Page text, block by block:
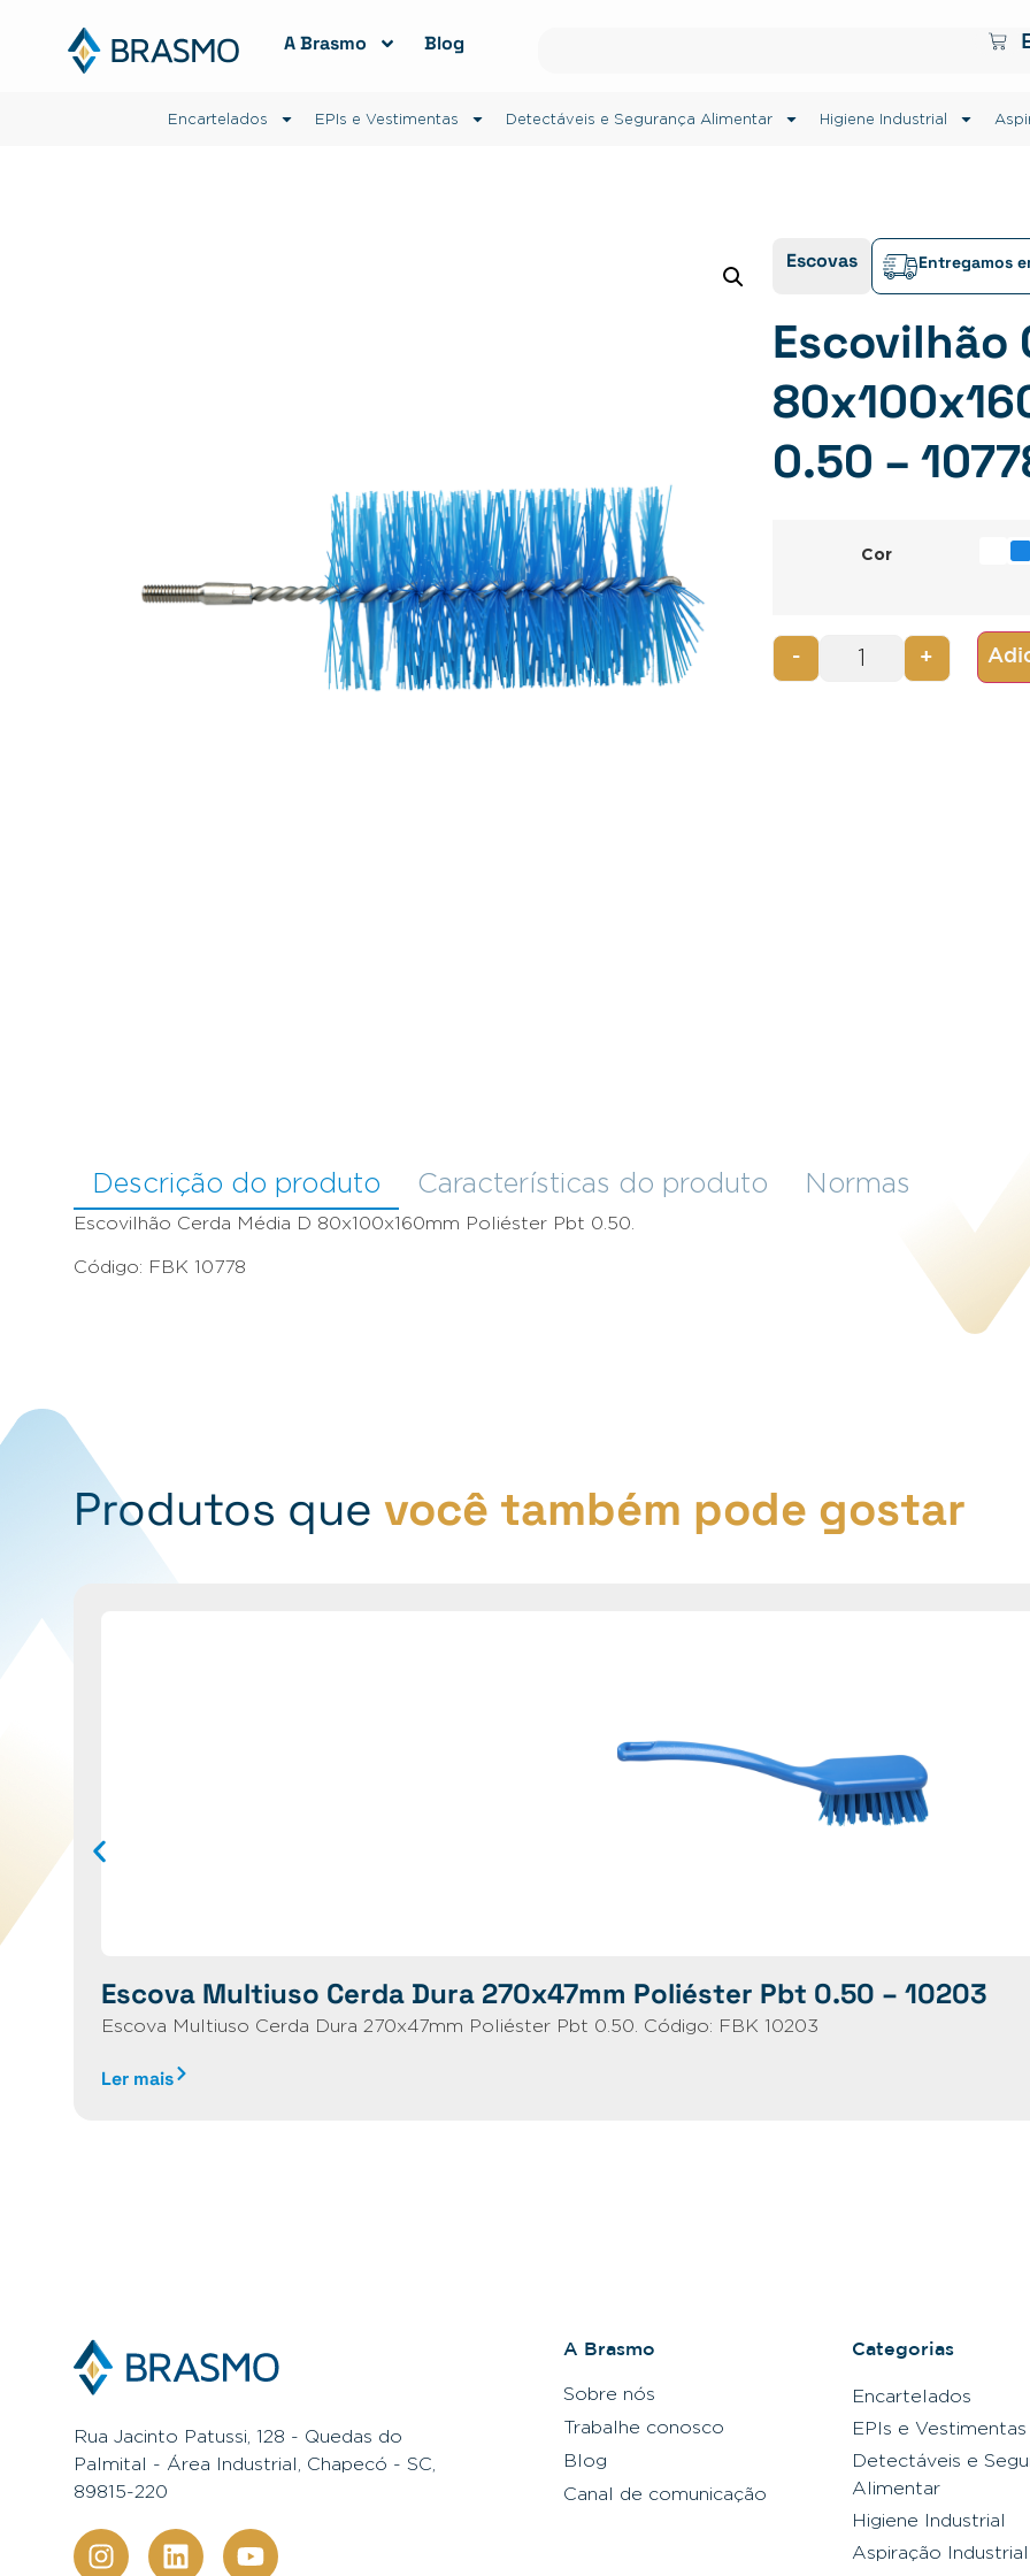
A Brasmo Blog
Encartelados EPIs e Vestimentas Detectáveis e Segurança Alimentar Higiene Industrial
Escovas Entregamos
Escovilhão
0.50 –
Cor
- +
Descrição do produto Características do produto Normas
Escovilhão Cerda Média D 80x100x160mm Poliéster Pbt 0.50.
Código: FBK 10778
Produtos que você também pode gostar
Escova Multiuso Cerda Dura 270x47mm Poliéster Pbt 0.50 – 10203
Escova Multiuso Cerda Dura 270x47mm Poliéster Pbt 0.50. Código: FBK 10203
Ler mais
Rua Jacinto Patussi, 128 - Quedas do
Palmital - Área Industrial, Chapecó - SC,
89815-220
A Brasmo
Sobre nós
Trabalhe conosco
Blog
Canal de comunicação
Categorias
Encartelados
EPIs e Vestimentas
Detectáveis e
Alimentar
Higiene Industrial
Aspiração Industrial